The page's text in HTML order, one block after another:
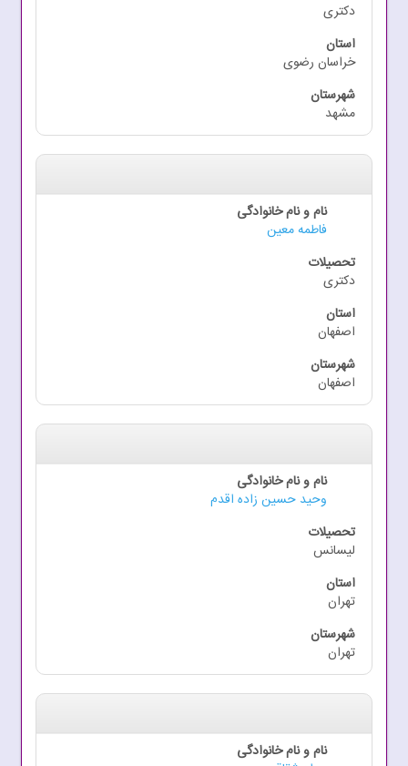
دکتری
خراسان رضوی
مشهد
فاطمه معین
دکتری
اصفهان
اصفهان
وحید حسین زاده اقدم
لیسانس
تهران
تهران